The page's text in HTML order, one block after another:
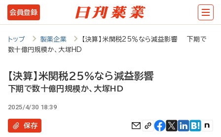
メ
イ
テ
ツ
に
会員登録
トップ 製薬企業
【決算】米関税25％なら減益影響 下期で
数十億円規模か、大塚HD
【決算】米関税25％なら減益影響
下期で数十億円規模か、大塚HD
2025/4/30 18:39
保存